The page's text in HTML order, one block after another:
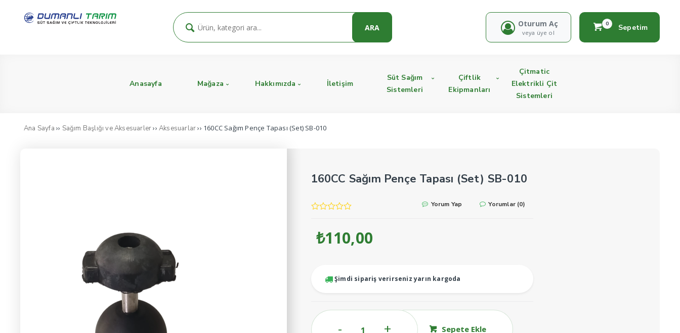
ARA Oturum Aç
veya üye ol
0 Sepetim
Anasayfa Mağaza Hakkımızda İletişim
Süt Sağım
Sistemleri
Çiftlik
Ekipmanları
Çitmatic
Elektrikli Çit
Sistemleri
Ana Sayfa ›› Sağım Başlığı ve Aksesuarler››Aksesuarlar›› 160CC Sağım Pençe Tapası (Set) SB-010
160CC Sağım Pençe Tapası (Set) SB-010
Yorum Yap Yorumlar (0)
₺110,00
Şimdi sipariş verirseniz yarın kargoda
160CC
Sepete Ekle